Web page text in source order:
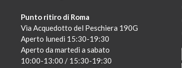
Punto ritiro di Roma
Via Acquedotto del Peschiera 190G
Aperto lunedi 15:30-19:30
Aperto da martedi a sabato
10:00-13:00 / 15:30-19:30